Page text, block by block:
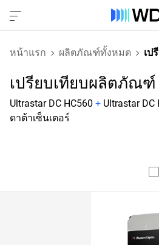
หน้าแรก ผลิตภัณฑ์ทั้งหมด เป
เปรียบเทียบผลิตภัณฑ์
Ultrastar DC HC560 + Ultrastar DC
ดาต้าเซ็นเตอร์